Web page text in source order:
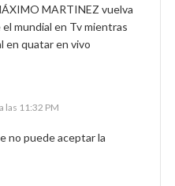
MARTINEZ vuelva
mundial en Tv mientras
en quatar en vivo
las 11:32 PM
no puede aceptar la